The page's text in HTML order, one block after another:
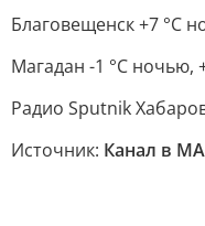
Благовещенск +7 °C
Магадан -1 °С ночью,
Радио Sputnik
Источник: Канал в